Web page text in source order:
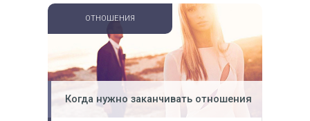
отношения за счет каких-то действий.
9. Обыденность и привыкание. 10.
Неспособность/нежелание закончить
отношения….
ОТНОШЕНИЯ
Когда нужно заканчивать отношения